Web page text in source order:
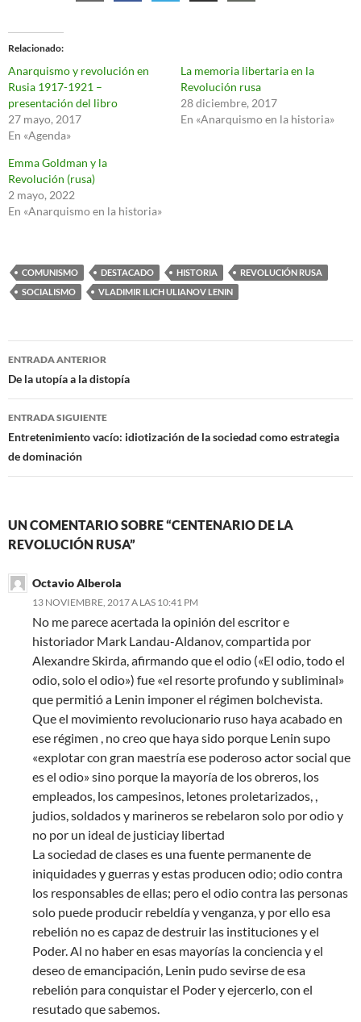
Relacionado
Anarquismo y revolución en
Rusia 1917-1921 –
presentación del libro
27 mayo, 2017
En «Agenda»
La memoria libertaria en la
Revolución rusa
28 diciembre, 2017
En «Anarquismo en la historia»
Emma Goldman y la
Revolución (rusa)
2 mayo, 2022
En «Anarquismo en la historia»
COMUNISMO DESTACADO HISTORIA
REVOLUCIÓN RUSA
SOCIALISMO
VLADIMIR ILICH ULIANOV LENIN
Navegación
de
entradas
ENTRADA ANTERIOR
De la utopía a la distopía
ENTRADA SIGUIENTE
Entretenimiento vacío: idiotización de la sociedad como estrategia
de dominación
UN COMENTARIO SOBRE “CENTENARIO DE LA
REVOLUCIÓN RUSA”
Octavio Alberola
13 NOVIEMBRE, 2017 A LAS 10:41 PM
No me parece acertada la opinión del escritor e
historiador Mark Landau-Aldanov, compartida por
Alexandre Skirda, afirmando que el odio («El odio, todo el
odio, solo el odio») fue «el resorte profundo y subliminal»
que permitió a Lenin imponer el régimen bolchevista.
Que el movimiento revolucionario ruso haya acabado en
ese régimen , no creo que haya sido porque Lenin supo
«explotar con gran maestría ese poderoso actor social que
es el odio» sino porque la mayoría de los obreros, los
empleados, los campesinos, letones proletarizados, ,
judios, soldados y marineros se rebelaron solo por odio y
no por un ideal de justiciay libertad
La sociedad de clases es una fuente permanente de
iniquidades y guerras y estas producen odio; odio contra
los responsables de ellas; pero el odio contra las personas
solo puede producir rebeldía y venganza, y por ello esa
rebelión no es capaz de destruir las instituciones y el
Poder. Al no haber en esas mayorías la conciencia y el
deseo de emancipación, Lenin pudo sevirse de esa
rebelión para conquistar el Poder y ejercerlo, con el
resutado que sabemos.